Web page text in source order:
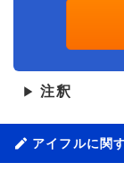
▶ 注釈
アイフルに関